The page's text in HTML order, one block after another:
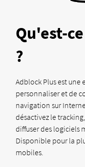
Qu'est-
?
Adblock Plus est
personnaliser et de
navigation sur
désactivez le
diffuser des logiciels
Disponible pour la
mobiles.